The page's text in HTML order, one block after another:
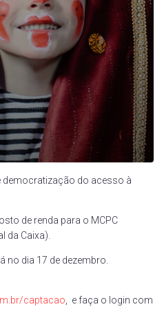
democratização do acesso à
de renda para o MCPC
da Caixa).
no dia 17 de dezembro.
captacao, e faça o login com